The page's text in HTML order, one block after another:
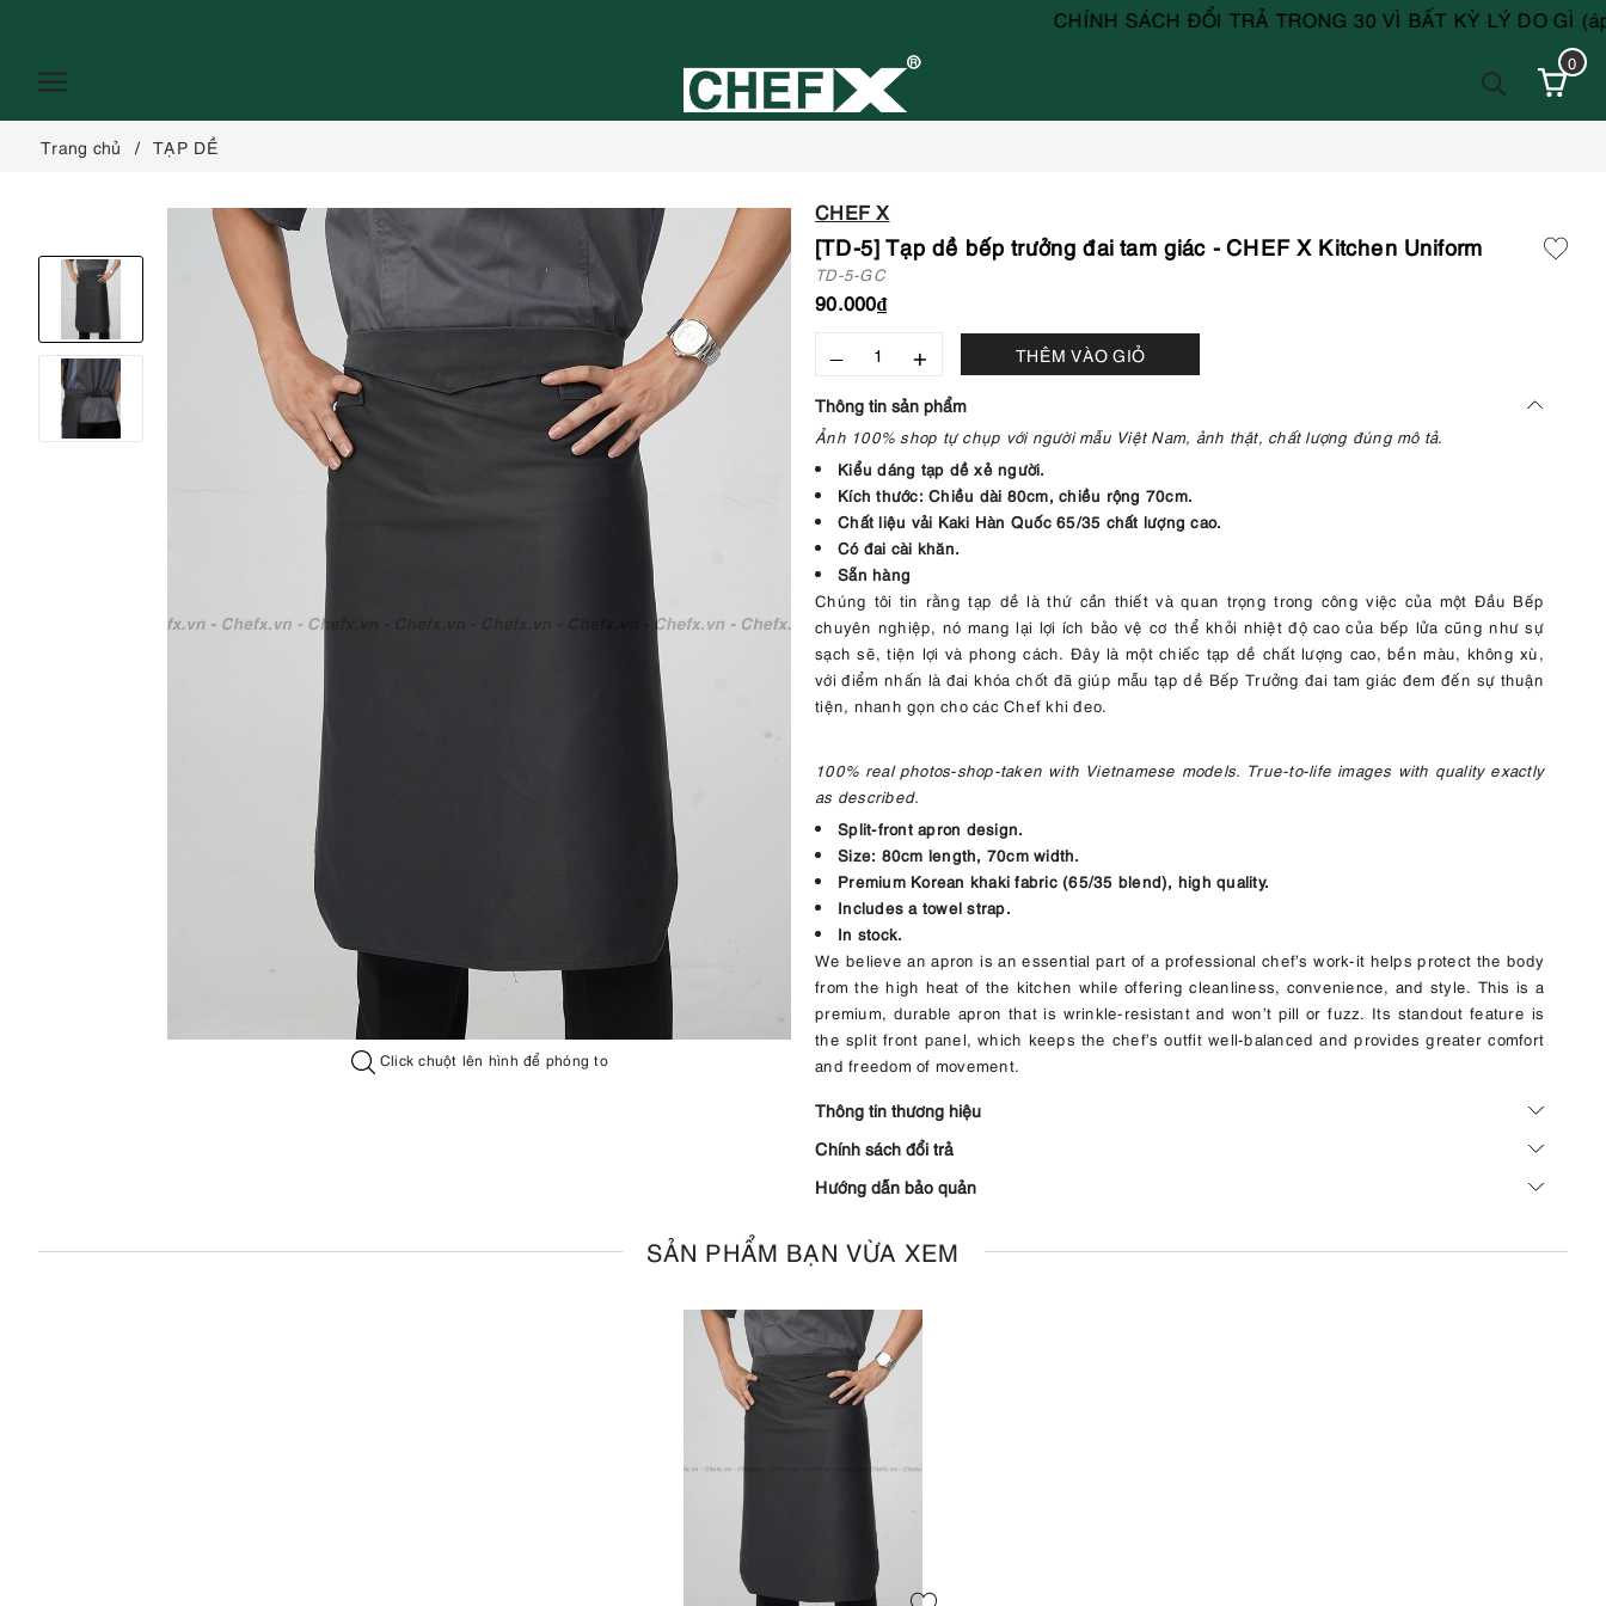
CHÍNH SÁCH ĐỔI TRẢ TRONG 30 VÌ BẤT KỲ LÝ DO GÌ (áp dụng với
0
Trang chủ TẠP DỀ
Click chuột lên hình để phóng to
CHEF X
[TD-5] Tạp dề bếp trưởng đai tam giác - CHEF X Kitchen Uniform
TD-5-GC
90.000₫
– + THÊM VÀO GIỎ
Thông tin sản phẩm
Ảnh 100% shop tự chụp với người mẫu Việt Nam, ảnh thật, chất lượng đúng mô tả.
Kiểu dáng tạp dề xẻ người.
Kích thước: Chiều dài 80cm, chiều rộng 70cm.
Chất liệu vải Kaki Hàn Quốc 65/35 chất lượng cao.
Có đai cài khăn.
Sẵn hàng
Chúng tôi tin rằng tạp dề là thứ cần thiết và quan trọng trong công việc của một Đầu Bếp
chuyên nghiệp, nó mang lại lợi ích bảo vệ cơ thể khỏi nhiệt độ cao của bếp lửa cũng như sự
sạch sẽ, tiện lợi và phong cách. Đây là một chiếc tạp dề chất lượng cao, bền màu, không xù,
với điểm nhấn là đai khóa chốt đã giúp mẫu tạp dề Bếp Trưởng đai tam giác đem đến sự thuận
tiện, nhanh gọn cho các Chef khi đeo.
100% real photos-shop-taken with Vietnamese models. True-to-life images with quality exactly
as described.
Split-front apron design.
Size: 80cm length, 70cm width.
Premium Korean khaki fabric (65/35 blend), high quality.
Includes a towel strap.
In stock.
We believe an apron is an essential part of a professional chef’s work-it helps protect the body
from the high heat of the kitchen while offering cleanliness, convenience, and style. This is a
premium, durable apron that is wrinkle-resistant and won’t pill or fuzz. Its standout feature is
the split front panel, which keeps the chef’s outfit well-balanced and provides greater comfort
and freedom of movement.
Thông tin thương hiệu
Chính sách đổi trả
Hướng dẫn bảo quản
SẢN PHẨM BẠN VỪA XEM